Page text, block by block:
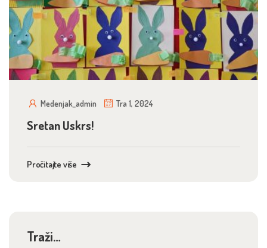
Medenjak_admin Tra 1, 2024
Sretan Uskrs!
Pročitajte više
Traži…